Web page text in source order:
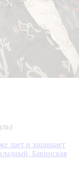
лает и защищает
Бакинская